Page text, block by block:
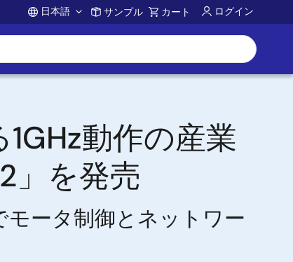
Account
日本語 サンプル カート ログイン
動作の産業
」を発売
モータ制御とネットワー